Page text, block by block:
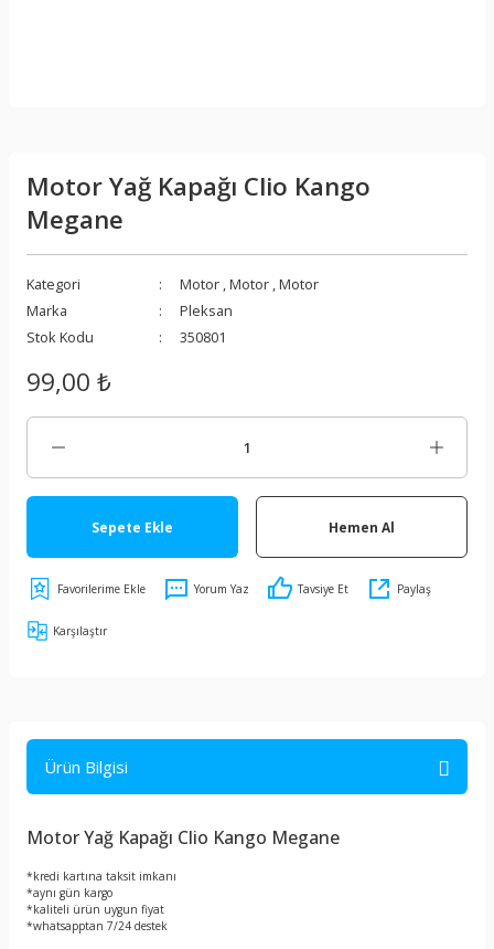
Motor Yağ Kapağı Clio Kango
Megane
Kategori Motor ,Motor ,Motor
Marka
Pleksan
Stok Kodu
350801
99,00 ₺
Sepete Ekle Hemen Al
Yorum Yaz Tavsiye Et Paylaş
Karşılaştır
Ürün Bilgisi
Motor Yağ Kapağı Clio Kango Megane
*kredi kartına taksit imkanı
*aynı gün kargo
*kaliteli ürün uygun fiyat
*whatsapptan 7/24 destek